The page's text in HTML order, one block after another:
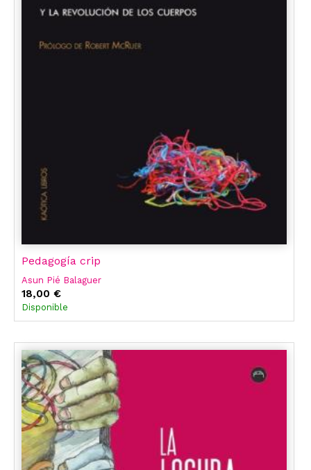
Pedagogía crip
Asun Pié Balaguer
18,00 €
Disponible